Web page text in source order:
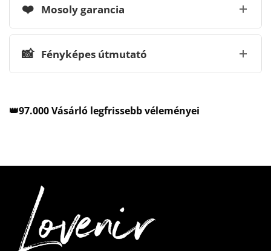
❤️ Mosoly garancia
📸 Fényképes útmutató
👑97.000 Vásárló legfrissebb véleményei